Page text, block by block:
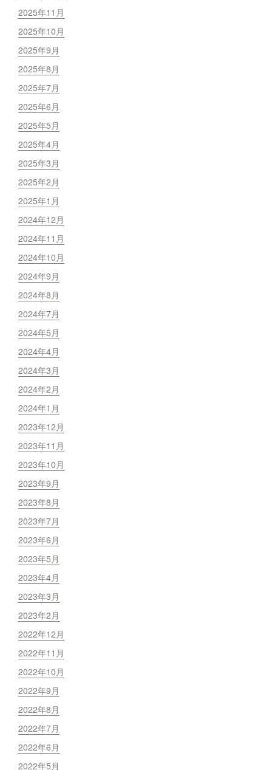
2025年11月
2025年10月
2025年9月
2025年8月
2025年7月
2025年6月
2025年5月
2025年4月
2025年3月
2025年2月
2025年1月
2024年12月
2024年11月
2024年10月
2024年9月
2024年8月
2024年7月
2024年5月
2024年4月
2024年3月
2024年2月
2024年1月
2023年12月
2023年11月
2023年10月
2023年9月
2023年8月
2023年7月
2023年6月
2023年5月
2023年4月
2023年3月
2023年2月
2022年12月
2022年11月
2022年10月
2022年9月
2022年8月
2022年7月
2022年6月
2022年5月